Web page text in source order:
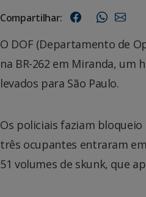
Compartilhar:
O DOF (Departamento de
na BR-262 em Miranda, um
levados para São Paulo.
Os policiais faziam
três ocupantes entraram
51 volumes de skunk, que